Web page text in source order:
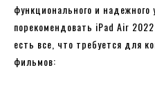
функционального и надежного
порекомендовать iPad Air
есть все, что требуется для
фильмов: